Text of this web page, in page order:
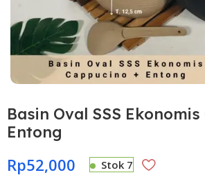
Basin Oval SSS
Entong
Rp52,000 Stok 7